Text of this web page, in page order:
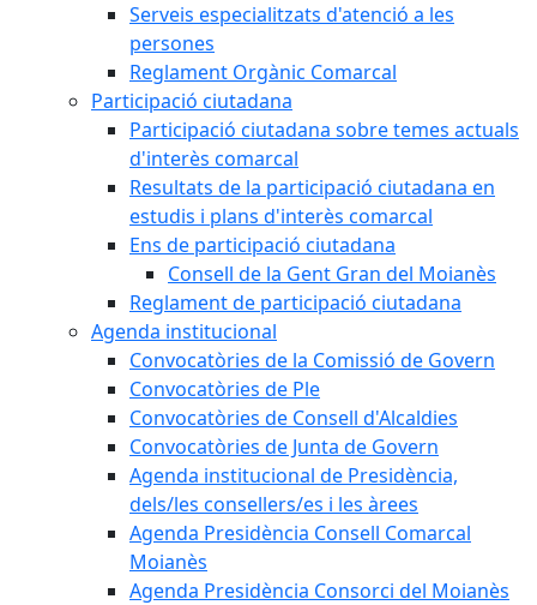
Serveis especialitzats d'atenció a les
persones
Reglament Orgànic Comarcal
Participació ciutadana
Participació ciutadana sobre temes actuals
d'interès comarcal
Resultats de la participació ciutadana en
estudis i plans d'interès comarcal
Ens de participació ciutadana
Consell de la Gent Gran del Moianès
Reglament de participació ciutadana
Agenda institucional
Convocatòries de la Comissió de Govern
Convocatòries de Ple
Convocatòries de Consell d'Alcaldies
Convocatòries de Junta de Govern
Agenda institucional de Presidència,
dels/les consellers/es i les àrees
Agenda Presidència Consell Comarcal
Moianès
Agenda Presidència Consorci del Moianès